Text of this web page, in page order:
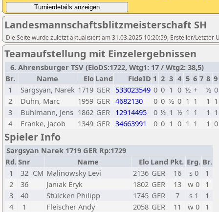
Landesmannschaftsblitzmeisterschaft SH
Die Seite wurde zuletzt aktualisiert am 31.03.2025 10:20:59, Ersteller/Letzter
Teamaufstellung mit Einzelergebnissen
6. Ahrensburger TSV (EloDS:1722, Wtg1: 17 / Wtg2: 38,5)
Br.
Name Elo Land FideID 1 2 3 4 5 6 7 8 9
1
Sargsyan, Narek 1719 GER 533023549 0 0 1 0 ½ + ½ 0
2
Duhn, Marc 1959 GER 4682130 0 0 ½ 0 1 1 1 1
3
Buhlmann, Jens 1862 GER 12914495 0 ½ 1 ½ 1 1 1 1
4
Franke, Jacob 1349 GER 34663991 0 0 1 0 1 1 1 0
Spieler Info
Sargsyan Narek 1719 GER Rp:1729
Rd.Snr Name Elo Land Pkt. Erg. Br.
1
32 CM Malinowsky Levi 2136 GER 16 s 0
1
2
36 Janiak Eryk 1802 GER 13 w 0
1
3
40 Stülcken Philipp 1745 GER 7 s 1
1
4
1 Fleischer Andy 2058 GER 11 w 0
1